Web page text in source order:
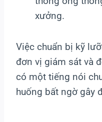
xưởng.
Việc chuẩn bị kỹ
đơn vị giám sát và
có một tiếng nói
huống bất ngờ gây